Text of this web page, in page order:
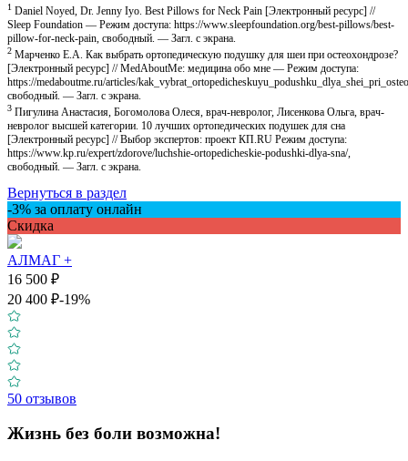
1 Daniel Noyed, Dr. Jenny Iyo. Best Pillows for Neck Pain [Электронный ресурс] //
Sleep Foundation — Режим доступа: https://www.sleepfoundation.org/best-pillows/best-
pillow-for-neck-pain, свободный. — Загл. с экрана.
2 Марченко Е.А. Как выбрать ортопедическую подушку для шеи при остеохондрозе?
[Электронный ресурс] // MedAboutMe: медицина обо мне — Режим доступа:
https://medaboutme.ru/articles/
свободный. — Загл. с экрана.
3 Пигулина Анастасия, Богомолова Олеся, врач-невролог, Лисенкова Ольга, врач-
невролог высшей категории. 10 лучших ортопедических подушек для сна
[Электронный ресурс] // Выбор экспертов: проект КП.RU Режим доступа:
https://www.kp.ru/expert/zdorove/luchshie-ortopedicheskie-podushki-dlya-sna/,
свободный. — Загл. с экрана.
Вернуться в раздел
-3% за оплату онлайн
Скидкa
АЛМАГ +
16 500 ₽
20 400 ₽-19%
50 отзывов
Жизнь без боли возможна!